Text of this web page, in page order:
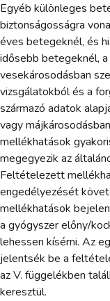
Egyéb különleges
biztonságosságra
éves betegeknél, és
idősebb betegeknél,
vesekárosodásban
vizsgálatokból és a
származó adatok
vagy
mellékhatások
megegyezik az
Feltételezett
engedélyezését
mellékhatások
a gyógyszer előny/
lehessen kísérni. Az
jelentsék be a
az V. függelékben
keresztül.